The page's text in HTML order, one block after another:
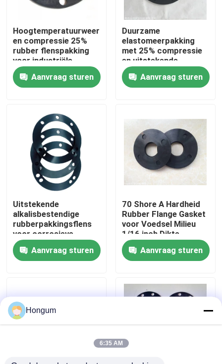
Huis
Over ons
fabriekstour
Kwaliteitscontrole
Nieuws
Vraag een offerte
Rubberdiafragmaverbindingen
Hoogtemperatuurweerstand
en compressie 25%
rubber flenspakking
voor industriële
Aanvraag sturen
Duurzame
elastomeerpakking
met 25% compressie
en uitstekende
alkalische weerstand
Aanvraag sturen
Uitstekende
alkalisbestendige
rubberpakkingsflens
voor corrosieve
omgevingen bij
chemische verwerking
Aanvraag sturen
70 Shore A Hardheid
Rubber Flange Gasket
voor Voedsel Milieu
1/16 inch Dikte
Aanvraag sturen
Hongum
6:35 AM